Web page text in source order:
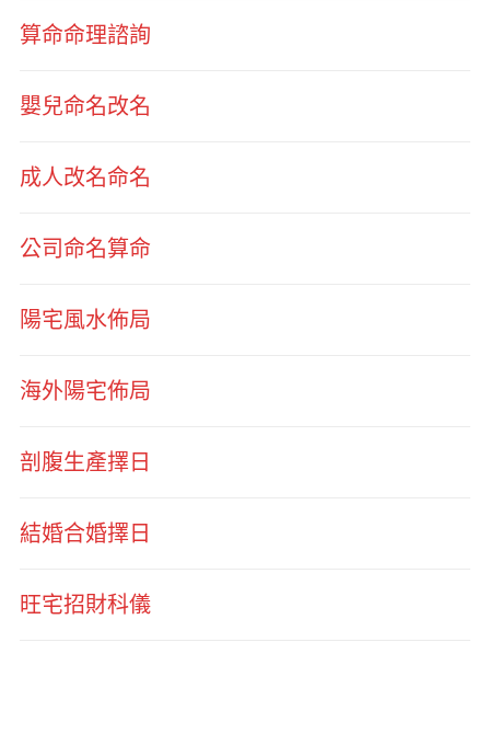
算命命理諮詢
嬰兒命名改名
成人改名命名
公司命名算命
陽宅風水佈局
海外陽宅佈局
剖腹生產擇日
結婚合婚擇日
旺宅招財科儀